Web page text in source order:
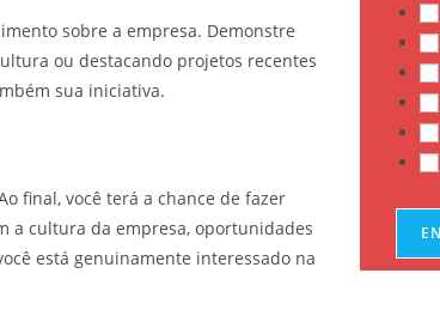
sobre a empresa. Demonstre
ou destacando projetos recentes
sua iniciativa.
final, você terá a chance de fazer
a cultura da empresa, oportunidades
está genuinamente interessado na